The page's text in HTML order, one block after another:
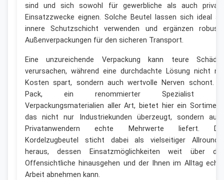
sind und sich sowohl für gewerbliche als auch
Einsatzzwecke eignen. Solche Beutel lassen sich ideal
innere Schutzschicht verwenden und ergänzen
Außenverpackungen für den sicheren Transport.
Eine unzureichende Verpackung kann teure
verursachen, während eine durchdachte Lösung nicht
Kosten spart, sondern auch wertvolle Nerven schont.
Pack, ein renommierter Spezialist
Verpackungsmaterialien aller Art, bietet hier ein
das nicht nur Industriekunden überzeugt, sondern
Privatanwendern echte Mehrwerte liefert.
Kordelzugbeutel sticht dabei als vielseitiger
heraus, dessen Einsatzmöglichkeiten weit über
Offensichtliche hinausgehen und der Ihnen im Alltag
Arbeit abnehmen kann.